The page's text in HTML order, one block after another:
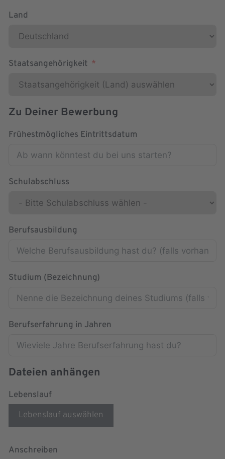
Land
Staatsangehörigkeit
Zu Deiner Bewerbung
Frühestmögliches Eintrittsdatum
Schulabschluss
Berufsausbildung
Studium (Bezeichnung)
Berufserfahrung in Jahren
Dateien anhängen
Lebenslauf
Lebenslauf auswählen
Anschreiben